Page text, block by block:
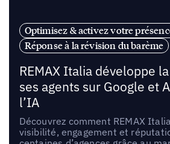
Optimisez & activez votre
Réponse à la révision du barème
REMAX Italia développe
ses agents sur Google et
l’IA
Découvrez comment REMAX
visibilité, engagement et